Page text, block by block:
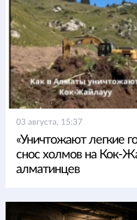
03 августа, 15:37
«Уничтожают легкие
снос холмов на Кок-
алматинцев